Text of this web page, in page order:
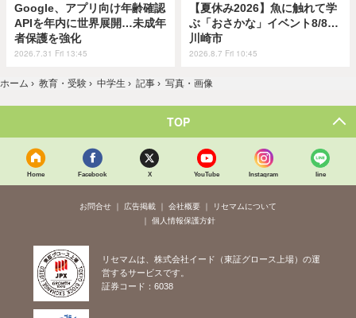
Google、アプリ向け年齢確認
APIを年内に世界展開…未成年
者保護を強化
2026.7.31 Fri 13:45
【夏休み2026】魚に触れて学
ぶ「おさかな」イベント8/8…
川崎市
2026.8.7 Fri 10:45
ホーム › 教育・受験 › 中学生 › 記事 › 写真・画像
TOP
Home Facebook X YouTube Instagram line
お問合せ 広告掲載 会社概要
リセマムについて
個人情報保護方針
リセマムは、株式会社イード（東証グロース上場）の運
営するサービスです。
証券コード：6038